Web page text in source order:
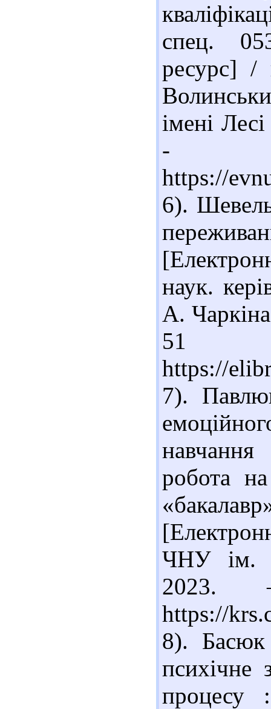
спец.
ресурс] /
імені
-
https://
6).
наук.
А.
51
https://
7).
робота
ЧНУ ім.
https://
8).
психічне
процесу